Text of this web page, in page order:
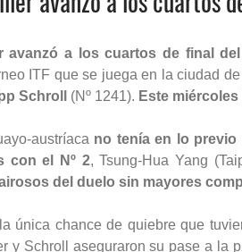
avanzó a los cuartos de final
ITF que se juega en la ciudad
Schroll
(Nº 1241). Este
austríaca no tenía en lo
con el Nº 2, Tsung-Hua Yang
del duelo sin mayores
única chance de quiebre que
y Schroll aseguraron su pase a la